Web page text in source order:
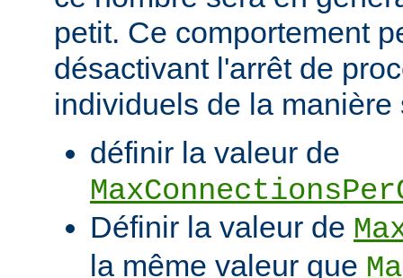
petit. Ce comportement
désactivant l'arrêt de
individuels de la manière
définir la valeur de
Définir la valeur de
la même valeur que